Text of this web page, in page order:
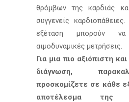
θρόμβων της καρδιάς
συγγενείς
εξέταση μπορούν
αιμοδυναμικές μετρήσεις.
Για μια πιο αξιόπιστη
διάγνωση,
προσκομίζετε σε κάθε
αποτέλεσμα της